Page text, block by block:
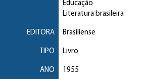
Educação
Literatura brasileira
EDITORA Brasiliense
TIPO Livro
ANO 1955